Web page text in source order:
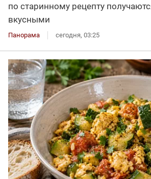
по старинному рецепту
вкусными
Панорама сегодня, 03:25